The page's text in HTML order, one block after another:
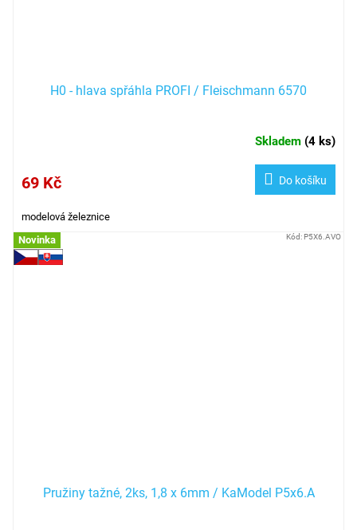
H0 - hlava spřáhla PROFI / Fleischmann 6570
Skladem (4 ks)
69 Kč Do košíku
modelová železnice
Novinka
Pružiny tažné, 2ks, 1,8 x 6mm / KaModel P5x6.A
Kód:P5X6.AVO